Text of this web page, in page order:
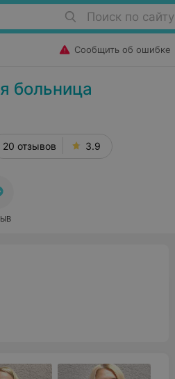
Поиск по сайту
Сообщить об ошибке
больница
20 отзывов 3.9